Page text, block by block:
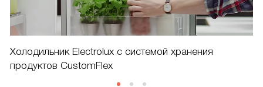
Холодильник Electrolux c системой хранения
продуктов CustomFlex